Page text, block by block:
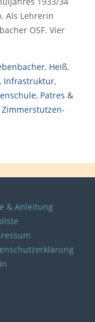
Als Lehrerin
OSF. Vier
, Heiß,
, Infrastruktur,
, Patres &
Zimmerstutzen-
& Anleitung